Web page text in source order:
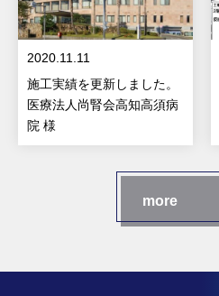
2020.11.11
施工実績を更新しました。
医療法人尚腎会高知高須病
院 様
more